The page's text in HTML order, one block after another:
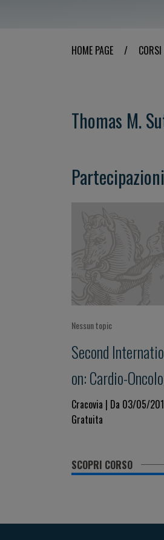
HOME PAGE /
Thomas M.
Nessun topic
Second
on: Cardio-
Cracovia | Da 03/05/
Gratuita
SCOPRI CORSO